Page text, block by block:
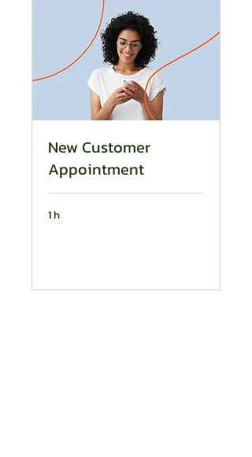
New Customer
Appointment
1 h